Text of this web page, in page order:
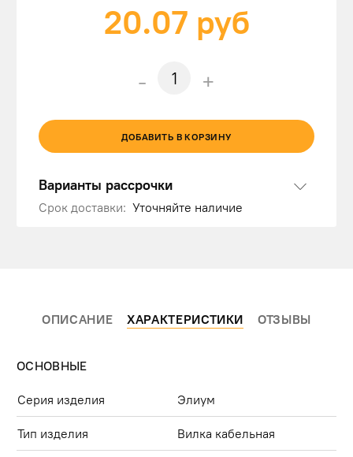
20.07руб
- +
ДОБАВИТЬ В КОРЗИНУ
Варианты рассрочки
Срок доставки: Уточняйте наличие
ОПИСАНИЕ ХАРАКТЕРИСТИКИ ОТЗЫВЫ
ОСНОВНЫЕ
Серия изделия Элиум
Тип изделия Вилка кабельная